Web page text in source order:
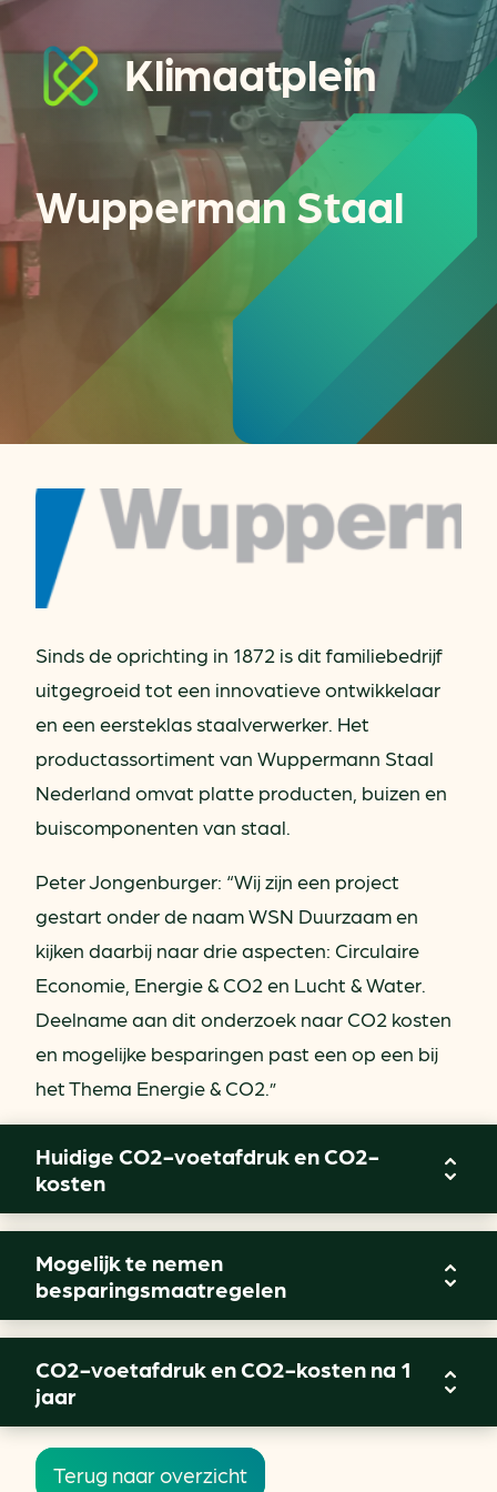
Klimaatplein
Wupperman Staal
Sinds de oprichting in 1872 is dit familiebedrijf
uitgegroeid tot een innovatieve ontwikkelaar
en een eersteklas staalverwerker. Het
productassortiment van Wuppermann Staal
Nederland omvat platte producten, buizen en
buiscomponenten van staal.
Peter Jongenburger: “Wij zijn een project
gestart onder de naam WSN Duurzaam en
kijken daarbij naar drie aspecten: Circulaire
Economie, Energie & CO2 en Lucht & Water.
Deelname aan dit onderzoek naar CO2 kosten
en mogelijke besparingen past een op een bij
het Thema Energie & CO2.”
Huidige CO2-voetafdruk en CO2-
kosten
Mogelijk te nemen
besparingsmaatregelen
Wuppermann Staal heeft een relatief efficiënt
ingericht productieproces in vergelijking met
onderzoek naar te doen en te analyseren wat
CO2-voetafdruk en CO2-kosten na 1
jaar
Vanwege het Corona-virus vestigt deze
Terug naar overzicht